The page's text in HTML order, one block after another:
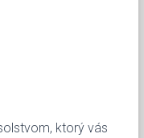
ktorý vás